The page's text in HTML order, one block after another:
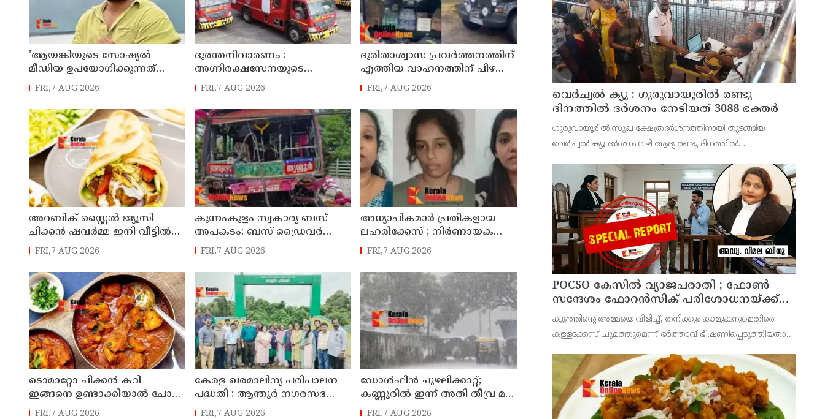
'ആയങ്കിയുടെ സോഷ്യൽ
മീഡിയ ഉപയോഗിക്കുന്നത്
മറ്റൊരാൾ? 'അർജുൻ
പൊലീസ്'; കൊച്ചിയിൽ വ്യാപക
പരിശോധന
FRI,7 AUG 2026
ദുരന്തനിവാരണം :
അഗ്നിരക്ഷസേനയുടെ
വിപുലീകരണത്തിനും
64.21 കോടി രൂപ കൂടി
അനുവദിച്ചു
FRI,7 AUG 2026
ദുരിതാശ്വാസ പ്രവർത്തനത്തിന്
എത്തിയ വാഹനത്തിന് പിഴ
ചുമത്തി; എംവിഡി
FRI,7 AUG 2026
അറബിക് സ്റ്റൈൽ ജ്യൂസി
ചിക്കൻ ഷവർമ്മ ഇനി വീട്ടിൽ
എളുപ്പത്തിൽ ഉണ്ടാക്കാം
FRI,7 AUG 2026
കുന്നംകുളം സ്വകാര്യ ബസ്
അപകടം: ബസ് ഡ്രൈവർ
പൊലീസ് സ്റ്റേഷനിൽ കീഴടങ്ങി
FRI,7 AUG 2026
അധ്യാപികമാര്‍ പ്രതികളായ
ലഹരിക്കേസ് ; നിർണായക
ചാറ്റുകളും ചിത്രങ്ങളും
അന്വേഷണ സംഘത്തിന്
FRI,7 AUG 2026
ടൊമാറ്റോ ചിക്കൻ കറി
ഇങ്ങനെ ഉണ്ടാക്കിയാൽ ചോറ്
തീരും
FRI,7 AUG 2026
കേരള ഖരമാലിന്യ പരിപാലന
പദ്ധതി ; ആന്തൂർ നഗരസഭ
സന്ദർശിച്ച് ലോക ബാങ്ക്
FRI,7 AUG 2026
ഡോള്‍ഫിന്‍ ചുഴലിക്കാറ്റ്;
കണ്ണൂരിൽ ഇന്ന് അതി തീവ്ര മഴ,
മത്സ്യതൊഴിലാളികൾക്കും
FRI,7 AUG 2026
വെർച്വൽ ക്യൂ : ഗുരുവായൂരിൽ രണ്ടു
ദിനത്തിൽ ദർശനം നേടിയത് 3088 ഭക്തർ
ഗുരുവായൂരിൽ സുഖ ക്ഷേത്രദർശനത്തിനായി തുടങ്ങിയ
വെർച്വൽ ക്യൂ ദർശനം വഴി ആദ്യ രണ്ടു ദിനത്തിൽ
ലൈൻ വഴി ദർശനം ബുക്ക് ചെയ്തിരുന്നു.
POCSO കേസിൽ വ്യാജപരാതി ; ഫോൺ
സന്ദേശം ഫോറൻസിക് പരിശോധനയ്ക്ക്
ഹൈക്കോടതി നിർദേശം; പ്രതിയെ
വെറുതെവിട്ട് ആലുവ ഫാസ്റ്റ് ട്രാക്ക് കോടതി
കുഞ്ഞിന്റെ അമ്മയെ വിളിച്ച്, തനിക്കും കാമുകനുമെതിരെ
കള്ളക്കേസ് ചുമത്തുമെന്ന് ഭർത്താവ് ഭീഷണിപ്പെടുത്തിയതായി
പരിശോധിച്ച് റിപ്പോർട്ട് കോടതിയിൽ സമർപ്പിക്കണമെന്